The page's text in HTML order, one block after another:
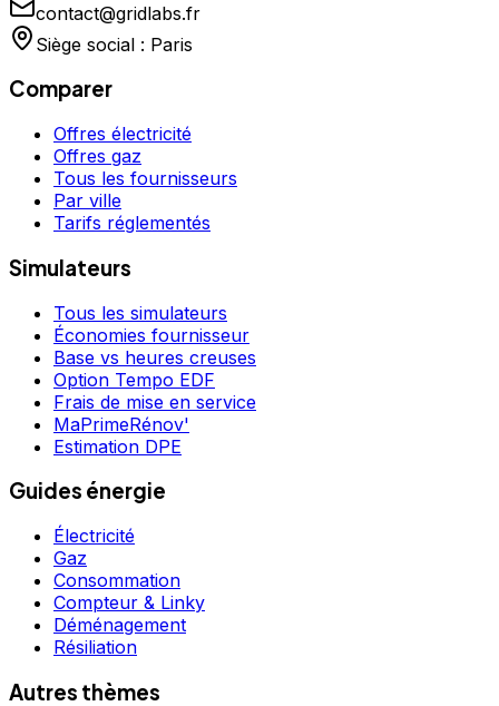
contact@gridlabs.fr
Siège social : Paris
Comparer
Offres électricité
Offres gaz
Tous les fournisseurs
Par ville
Tarifs réglementés
Simulateurs
Tous les simulateurs
Économies fournisseur
Base vs heures creuses
Option Tempo EDF
Frais de mise en service
MaPrimeRénov'
Estimation DPE
Guides énergie
Électricité
Gaz
Consommation
Compteur & Linky
Déménagement
Résiliation
Autres thèmes